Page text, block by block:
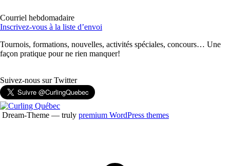
Courriel hebdomadaire
Inscrivez-vous à la liste d’envoi
Tournois, formations, nouvelles, activités spéciales, concours… Une
façon pratique pour ne rien manquer!
Suivez-nous sur Twitter
Dream-Theme — truly premium WordPress themes